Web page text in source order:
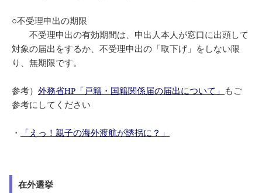
○不受理申出の期限
不受理申出の有効期間は、申出人本人が窓口に出頭して
対象の届出をするか、不受理申出の「取下げ」をしない限
り、無期限です。
参考） 外務省HP「戸籍・国籍関係届の届出について」
もご
参考にしてください
・ 「えっ！親子の海外渡航が誘拐に？」
在外選挙